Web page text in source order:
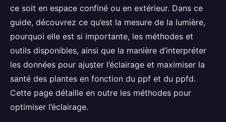
ce soit en espace confiné ou en extérieur. Dans ce
guide, découvrez ce qu’est la mesure de la lumière,
pourquoi elle est si importante, les méthodes et
outils disponibles, ainsi que la manière d’interpréter
les données pour ajuster l’éclairage et maximiser la
santé des plantes en fonction du ppf et du ppfd.
Cette page détaille en outre les méthodes pour
optimiser l’éclairage.